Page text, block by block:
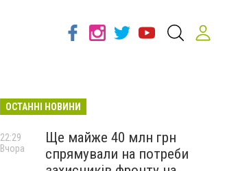
ОСТАННІ НОВИНИ
Ще майже 40 млн грн
спрямували на потреби
22:29
Вчора